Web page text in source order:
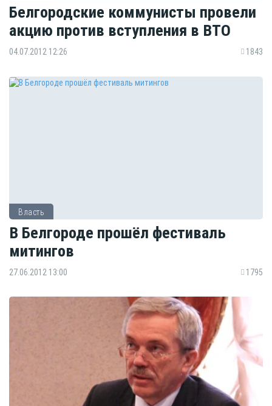
Белгородские коммунисты провели
акцию против вступления в ВТО
04.07.2012 12:26 1843
Власть
В Белгороде прошёл фестиваль
митингов
27.06.2012 13:00 1795